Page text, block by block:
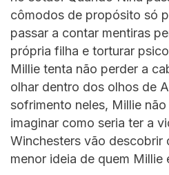
cômodos de propósito só
passar a contar mentiras
própria filha e torturar
Millie tenta não perder a
olhar dentro dos olhos de
sofrimento neles, Millie
imaginar como seria ter a
Winchesters vão descobrir
menor ideia de quem Millie